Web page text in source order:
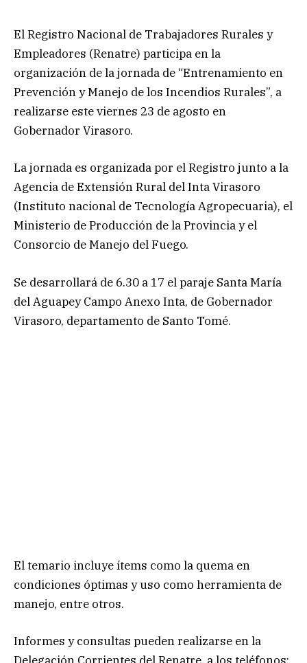
El Registro Nacional de Trabajadores Rurales y
Empleadores (Renatre) participa en la
organización de la jornada de “Entrenamiento en
Prevención y Manejo de los Incendios Rurales”, a
realizarse este viernes 23 de agosto en
Gobernador Virasoro.
La jornada es organizada por el Registro junto a la
Agencia de Extensión Rural del Inta Virasoro
(Instituto nacional de Tecnología Agropecuaria), el
Ministerio de Producción de la Provincia y el
Consorcio de Manejo del Fuego.
Se desarrollará de 6.30 a 17 el paraje Santa María
del Aguapey Campo Anexo Inta, de Gobernador
Virasoro, departamento de Santo Tomé.
El temario incluye ítems como la quema en
condiciones óptimas y uso como herramienta de
manejo, entre otros.
Informes y consultas pueden realizarse en la